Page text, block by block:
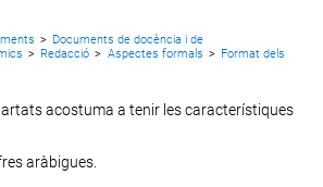
> Documents de docència i de
> Redacció > Aspectes formals > Format dels
acostuma a tenir les característiques
aràbigues.